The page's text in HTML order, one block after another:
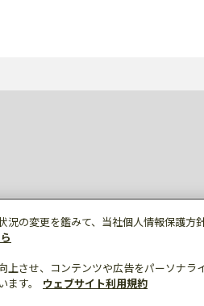
の変更を鑑みて、当社個人情報保護方
させ、コンテンツや広告をパーソナラ
す。
ウェブサイト利用規約